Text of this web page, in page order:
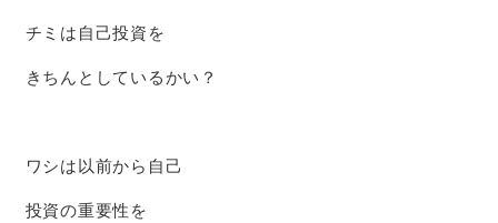
チミは自己投資を
きちんとしているかい？
ワシは以前から自己
投資の重要性を